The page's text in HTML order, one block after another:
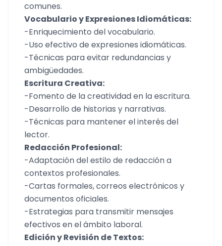
comunes.
Vocabulario y Expresiones Idiomáticas:
-Enriquecimiento del vocabulario.
-Uso efectivo de expresiones idiomáticas.
-Técnicas para evitar redundancias y
ambigüedades.
Escritura Creativa:
-Fomento de la creatividad en la escritura.
-Desarrollo de historias y narrativas.
-Técnicas para mantener el interés del
lector.
Redacción Profesional:
-Adaptación del estilo de redacción a
contextos profesionales.
-Cartas formales, correos electrónicos y
documentos oficiales.
-Estrategias para transmitir mensajes
efectivos en el ámbito laboral.
Edición y Revisión de Textos: